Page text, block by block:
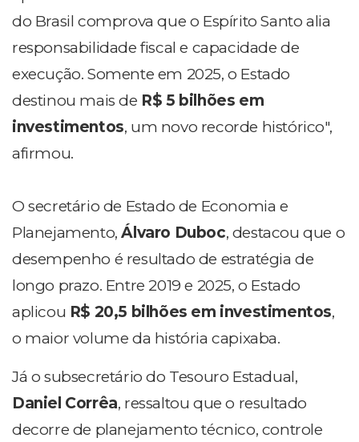
do Brasil comprova que o Espírito Santo alia
responsabilidade fiscal e capacidade de
execução. Somente em 2025, o Estado
destinou mais de R$ 5 bilhões em
investimentos, um novo recorde histórico",
afirmou.
O secretário de Estado de Economia e
Planejamento,Álvaro Duboc, destacou que o
desempenho é resultado de estratégia de
longo prazo. Entre 2019 e 2025, o Estado
aplicou R$ 20,5 bilhões em investimentos,
o maior volume da história capixaba.
Já o subsecretário do Tesouro Estadual,
Daniel Corrêa, ressaltou que o resultado
decorre de planejamento técnico, controle